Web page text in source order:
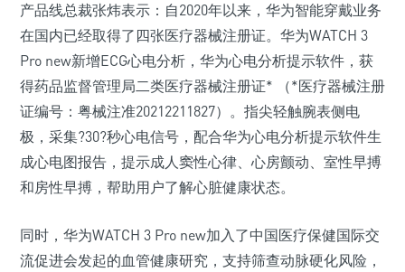
产品线总裁张炜表示：自2020年以来，华为智能穿戴业务
在国内已经取得了四张医疗器械注册证。华为WATCH 3
Pro new新增ECG心电分析，华为心电分析提示软件，获
得药品监督管理局二类医疗器械注册证* （*医疗器械注册
证编号：粤械注准20212211827）。指尖轻触腕表侧电
极，采集?30?秒心电信号，配合华为心电分析提示软件生
成心电图报告，提示成人窦性心律、心房颤动、室性早搏
和房性早搏，帮助用户了解心脏健康状态。
同时，华为WATCH 3 Pro new加入了中国医疗保健国际交
流促进会发起的血管健康研究，支持筛查动脉硬化风险，